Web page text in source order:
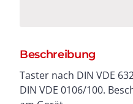
Beschreibung
Taster nach DIN VDE
DIN VDE 0106/100.